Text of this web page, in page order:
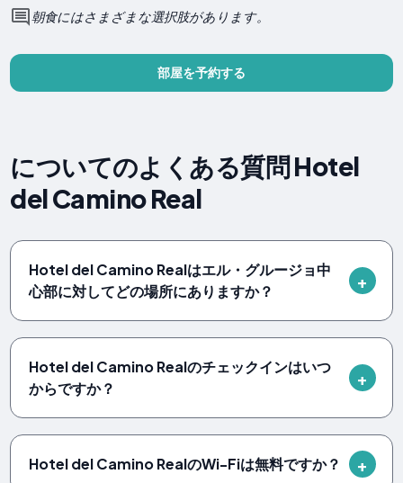
朝食にはさまざまな選択肢があります。
部屋を予約する
についてのよくある質問 Hotel
del Camino Real
Hotel del Camino Realはエル・グルージョ中
心部に対してどの場所にありますか？
Hotel del Camino Realのチェックインはいつ
からですか？
Hotel del Camino RealのWi-Fiは無料ですか？